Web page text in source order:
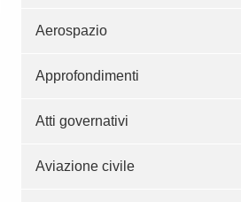
Aerospazio
Approfondimenti
Atti governativi
Aviazione civile